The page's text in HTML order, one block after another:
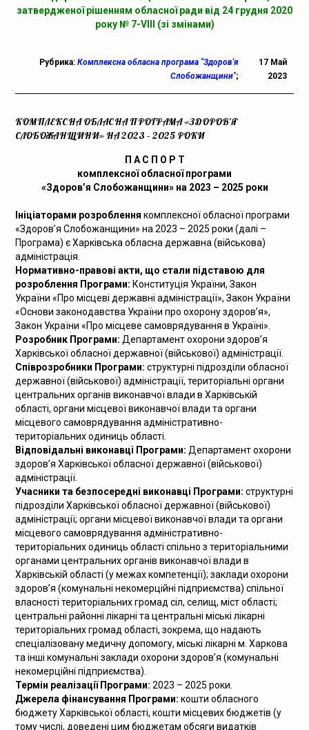
затвердженої рішенням обласної ради від 24 грудня 2020
року № 7-VIII (зі змінами)
Рубрика:Комплексна обласна програма "Здоров'я
Слобожанщини";
17 Май
2023
КОМПЛЕКСНА ОБЛАСНА ПРОГРАМА «ЗДОРОВ’Я
СЛОБОЖАНЩИНИ» НА 2023 – 2025 РОКИ
П А С П О Р Т
комплексної обласної програми
«Здоров’я Слобожанщини» на 2023 – 2025 роки
Ініціаторами розробленнякомплексної обласної програми
«Здоров’я Слобожанщини» на 2023 – 2025 роки (далі –
Програма) є Харківська обласна державна (військова)
адміністрація.
Нормативно-правові акти, що стали підставою для
розроблення Програми: Конституція України, Закон
України «Про місцеві державні адміністрації», Закон України
«Основи законодавства України про охорону здоров’я»,
Закон України «Про місцеве самоврядування в Україні».
Розробник Програми: Департамент охорони здоров’я
Харківської обласної державної (військової) адміністрації.
Співрозробники Програми: структурні підрозділи обласної
державної (військової) адміністрації, територіальні органи
центральних органів виконавчої влади в Харківській
області, органи місцевої виконавчої влади та органи
місцевого самоврядування адміністративно-
територіальних одиниць області.
Відповідальні виконавці Програми: Департамент охорони
здоров’я Харківської обласної державної (військової)
адміністрації.
Учасники та безпосередні виконавці Програми: структурні
підрозділи Харківської обласної державної (військової)
адміністрації; органи місцевої виконавчої влади та органи
місцевого самоврядування адміністративно-
територіальних одиниць області спільно з територіальними
органами центральних органів виконавчої влади в
Харківській області (у межах компетенції); заклади охорони
здоров’я (комунальні некомерційні підприємства) спільної
власності територіальних громад сіл, селищ, міст області;
центральні районні лікарні та центральні міські лікарні
територіальних громад області, зокрема, що надають
спеціалізовану медичну допомогу, міські лікарні м. Харкова
та інші комунальні заклади охорони здоров’я (комунальні
некомерційні підприємства).
Термін реалізації Програми: 2023 – 2025 роки.
Джерела фінансування Програми: кошти обласного
бюджету Харківської області, кошти місцевих бюджетів (у
тому числі, доведені цим бюджетам обсяги видатків